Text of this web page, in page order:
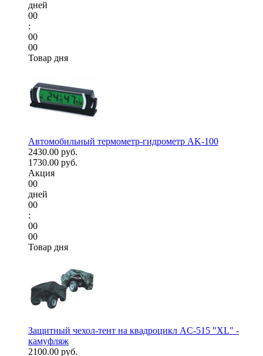
дней
00
:
00
00
Товар дня
Автомобильный термометр-гидрометр AK-100
2430.00 руб.
1730.00 руб.
Акция
00
дней
00
:
00
00
Товар дня
Защитный чехол-тент на квадроцикл AC-515 "XL" -
камуфляж
2100.00 руб.